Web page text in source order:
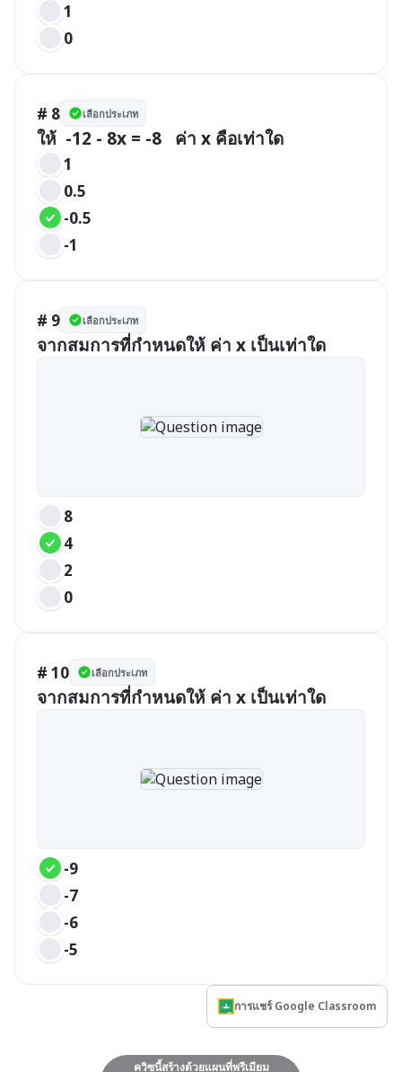
1
0
# 8 เลือกประเภท
ให้  -12 - 8x = -8   ค่า x คือเท่าใด
1
0.5
-0.5
-1
# 9 เลือกประเภท
จากสมการที่กำหนดให้ ค่า x เป็นเท่าใด
8
4
2
0
# 10 เลือกประเภท
จากสมการที่กำหนดให้ ค่า x เป็นเท่าใด
-9
-7
-6
-5
การแชร์ Google Classroom
ควิซนี้สร้างด้วยแผนที่พรีเมียม